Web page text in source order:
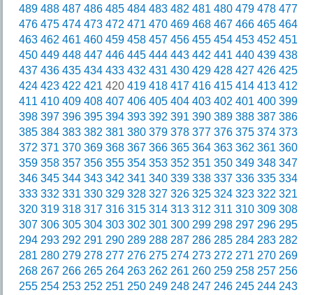
489 488 487 486 485 484 483 482 481 480 479 478 477
476 475 474 473 472 471 470 469 468 467 466 465 464
463 462 461 460 459 458 457 456 455 454 453 452 451
450 449 448 447 446 445 444 443 442 441 440 439 438
437 436 435 434 433 432 431 430 429 428 427 426 425
424 423 422 421 420 419 418 417 416 415 414 413 412
411 410 409 408 407 406 405 404 403 402 401 400 399
398 397 396 395 394 393 392 391 390 389 388 387 386
385 384 383 382 381 380 379 378 377 376 375 374 373
372 371 370 369 368 367 366 365 364 363 362 361 360
359 358 357 356 355 354 353 352 351 350 349 348 347
346 345 344 343 342 341 340 339 338 337 336 335 334
333 332 331 330 329 328 327 326 325 324 323 322 321
320 319 318 317 316 315 314 313 312 311 310 309 308
307 306 305 304 303 302 301 300 299 298 297 296 295
294 293 292 291 290 289 288 287 286 285 284 283 282
281 280 279 278 277 276 275 274 273 272 271 270 269
268 267 266 265 264 263 262 261 260 259 258 257 256
255 254 253 252 251 250 249 248 247 246 245 244 243